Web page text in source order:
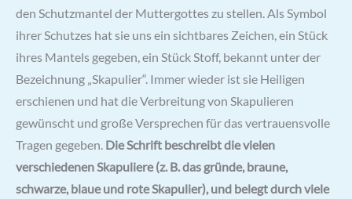
den Schutzmantel der Muttergottes zu stellen. Als Symbol
ihrer Schutzes hat sie uns ein sichtbares Zeichen, ein Stück
ihres Mantels gegeben, ein Stück Stoff, bekannt unter der
Bezeichnung „Skapulier“. Immer wieder ist sie Heiligen
erschienen und hat die Verbreitung von Skapulieren
gewünscht und große Versprechen für das vertrauensvolle
Tragen gegeben. Die Schrift beschreibt die vielen
verschiedenen Skapuliere (z. B. das gründe, braune,
schwarze, blaue und rote Skapulier), und belegt durch viele